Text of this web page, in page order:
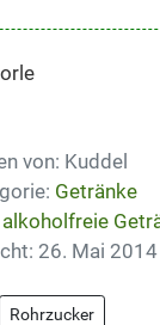
von: Kuddel
Getränke
alkoholfreie
26. Mai 2014
Rohrzucker